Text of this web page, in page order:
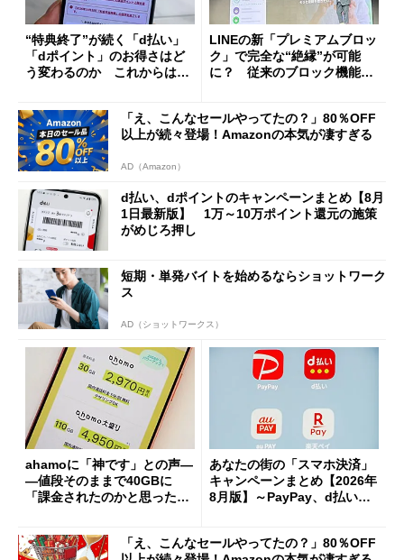
“特典終了”が続く「d払い」
「dポイント」のお得さはど
う変わるのか これからは
LINEの新「プレミアムブロッ
ク」で完全な“絶縁”が可能
に？ 従来のブロック機能と
「え、こんなセールやってたの？」80％OFF
以上が続々登場！Amazonの本気が凄すぎる
AD（Amazon）
d払い、dポイントのキャンペーンまとめ【8月
1日最新版】 1万～10万ポイント還元の施策
がめじろ押し
短期・単発バイトを始めるならショットワーク
ス
AD（ショットワークス）
ahamoに「神です」との声―
―値段そのままで40GBに
「課金されたのかと思った」
あなたの街の「スマホ決済」
キャンペーンまとめ【2026年
8月版】～PayPay、d払い、a
「え、こんなセールやってたの？」80％OFF